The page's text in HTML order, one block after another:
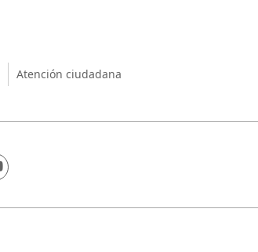
Atención ciudadana